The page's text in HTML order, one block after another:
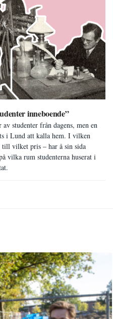
inneboende”
studenter från dagens, men en
i Lund att kalla hem. I vilken
till vilket pris – har å sin sida
vilka rum studenterna huserat i